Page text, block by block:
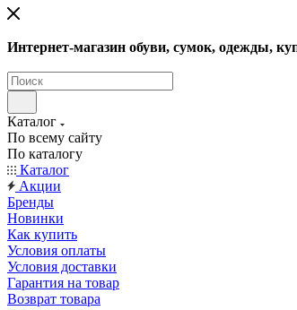
Интернет-магазин обуви, сумок, одежды,
Каталог
По всему сайту
По каталогу
Каталог
Акции
Бренды
Новинки
Как купить
Условия оплаты
Условия доставки
Гарантия на товар
Возврат товара